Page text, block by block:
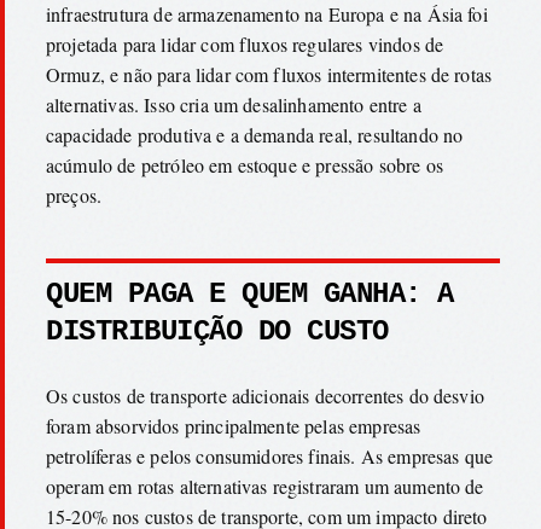
infraestrutura de armazenamento na Europa e na Ásia foi
projetada para lidar com fluxos regulares vindos de
Ormuz, e não para lidar com fluxos intermitentes de rotas
alternativas. Isso cria um desalinhamento entre a
capacidade produtiva e a demanda real, resultando no
acúmulo de petróleo em estoque e pressão sobre os
preços.
QUEM PAGA E QUEM GANHA: A
DISTRIBUIÇÃO DO CUSTO
Os custos de transporte adicionais decorrentes do desvio
foram absorvidos principalmente pelas empresas
petrolíferas e pelos consumidores finais. As empresas que
operam em rotas alternativas registraram um aumento de
15-20% nos custos de transporte, com um impacto direto